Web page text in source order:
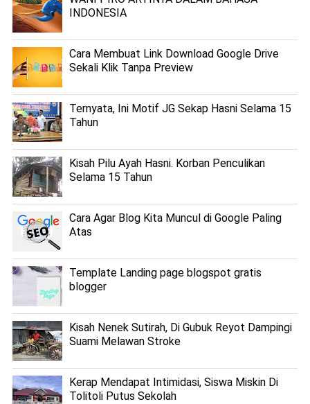
INDONESIA
Cara Membuat Link Download Google Drive
Sekali Klik Tanpa Preview
Ternyata, Ini Motif JG Sekap Hasni Selama 15
Tahun
Kisah Pilu Ayah Hasni. Korban Penculikan
Selama 15 Tahun
Cara Agar Blog Kita Muncul di Google Paling
Atas
Template Landing page blogspot gratis
blogger
Kisah Nenek Sutirah, Di Gubuk Reyot Dampingi
Suami Melawan Stroke
Kerap Mendapat Intimidasi, Siswa Miskin Di
Tolitoli Putus Sekolah